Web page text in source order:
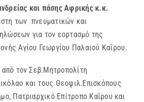
και πάσης Αφρικής κ.κ.
των πνευματικών και
για τον εορτασμό της
Αγίου Γεωργίου Παλαιού Καΐρου.
τον Σεβ.Μητροπολίτη
και τους Θεοφιλ.Επισκόπους
Πατριαρχικό Επίτροπο Καΐρου και